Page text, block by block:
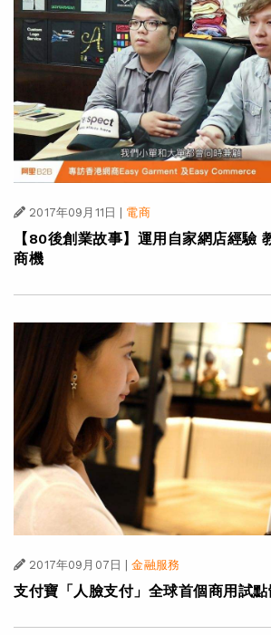
2017年09月11日 電商
【80後創業故事】運用自家網店經驗
商機
2017年09月07日 金融服務
支付寶「人臉支付」全球首個商用試